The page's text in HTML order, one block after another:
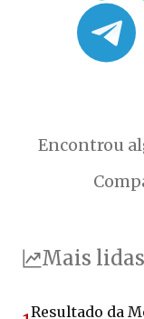
Encontrou
Mais
Resultado da